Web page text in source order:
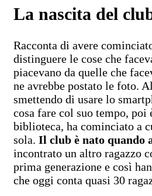
La nascita del
Racconta di avere
distinguere le cose che
piacevano da quelle che
ne avrebbe postato le foto.
smettendo di usare lo
cosa fare col suo tempo, poi
biblioteca, ha cominciato a
sola. Il club è nato quando
incontrato un altro ragazzo
prima generazione e così
che oggi conta quasi 30